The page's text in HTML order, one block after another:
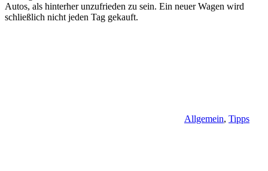
Autos, als hinterher unzufrieden zu sein. Ein neuer Wagen wird
schließlich nicht jeden Tag gekauft.
Allgemein, Tipps